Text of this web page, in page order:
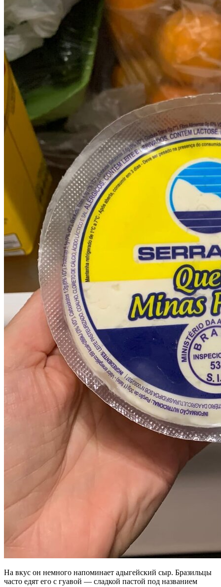
На вкус он немного напоминает адыгейский сыр. Бразильцы
часто едят его с гуавой — сладкой пастой под названием